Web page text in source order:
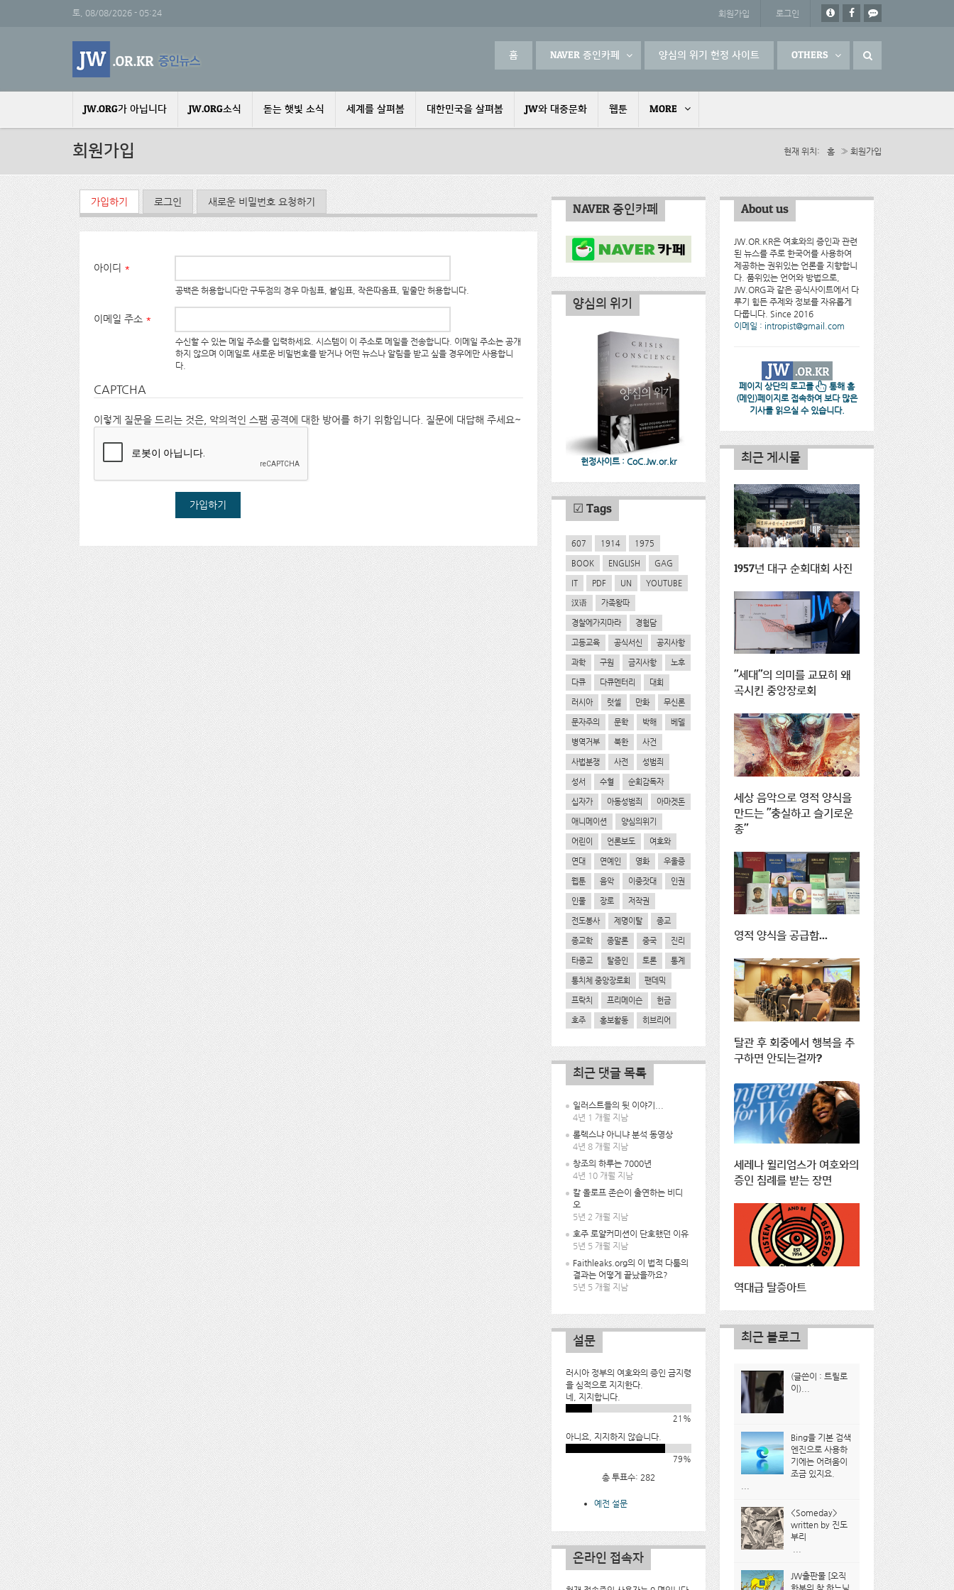
주요 콘텐츠로 건너뛰기토, 08/08/2026 - 05:24 회원가입 로그인
홈 NAVER 증인카페 양심의 위기 헌정 사이트 OTHERS
JW.ORG가 아닙니다 JW.ORG소식 돋는 햇빛 소식 세계를 살펴봄 대한민국을 살펴봄 JW와 대중문화 웹툰 MORE
회원가입 현재 위치 홈 » 회원가입
기본탭
가입하기 (활성탭)로그인 새로운 비밀번호 요청하기
아이디 *
공백은 허용합니다만 구두점의 경우 마침표, 붙임표, 작은따옴표, 밑줄만 허용합니다.
이메일 주소 *
수신할 수 있는 메일 주소를 입력하세요. 시스템이 이 주소로 메일을 전송합니다. 이메일 주소는 공개
하지 않으며 이메일로 새로운 비밀번호를 받거나 어떤 뉴스나 알림을 받고 싶을 경우에만 사용합니
다.
CAPTCHA
이렇게 질문을 드리는 것은, 악의적인 스팸 공격에 대한 방어를 하기 위함입니다. 질문에 대답해 주세요~
NAVER 증인카페 About us
JW.OR.KR은 여호와의 증인과 관련
된 뉴스를 주로 한국어를 사용하여
제공하는 권위있는 언론을 지향합니
다. 품위있는 언어와 방법으로,
JW.ORG과 같은 공식사이트에서 다
루기 힘든 주제와 정보를 자유롭게
다룹니다. Since 2016
이메일 : intropist@gmail.com
페이지 상단의 로고를
통해 홈
(메인)페이지로 접속하여 보다 많은
기사를 읽으실 수 있습니다.
양심의 위기
헌정사이트 : CoC.Jw.or.kr 최근 게시물
1957년 대구 순회대회 사진
"세대"의 의미를 교묘히 왜
곡시킨 중앙장로회
세상 음악으로 영적 양식을
만드는 "충실하고 슬기로운
종"
영적 양식을 공급함...
탈관 후 회중에서 행복을 추
구하면 안되는걸까?
세레나 윌리엄스가 여호와의
증인 침례를 받는 장면
역대급 탈증아트
☑ Tags
607 1914 1975
BOOK ENGLISH GAG
IT PDF UN YOUTUBE
汉语 가족왕따
경찰에가지마라 경험담
고등교육 공식서신 공지사항
과학 구원 금지사항 노후
다큐 다큐멘터리 대회
러시아 럿셀 만화 무신론
문자주의 문학 박해 베델
병역거부 북한 사건
사법분쟁 사전 성범죄
성서 수혈 순회감독자
십자가 아동성범죄 아마겟돈
애니메이션 양심의위기
어린이 언론보도 여호와
연대 연예인 영화 우울증
웹툰 음악 이중잣대 인권
인물 장로 저작권
전도봉사 제명이탈 종교
종교학 종말론 중국 진리
타종교 탈증인 토론 통계
통치체 중앙장로회 팬데믹
프락치 프리메이슨 헌금
호주 홍보활동 히브리어
최근 댓글 목록
일러스트들의 뒷 이야기...
4년 1 개월 지남
롤렉스냐 아니냐 분석 동영상
4년 8 개월 지남
창조의 하루는 7000년
4년 10 개월 지남
칼 올로프 존슨이 출연하는 비디
오
5년 2 개월 지남
호주 로얄커미션이 단호했던 이유
5년 5 개월 지남
Faithleaks.org의 이 법적 다툼의
결과는 어떻게 끝났을까요?
5년 5 개월 지남
최근 블로그
(글쓴이 : 트릴로
이)...
Bing을 기본 검색
엔진으로 사용하
기에는 어려움이
조금 있지요.
<Someday>
written by 진도
부리
JW출판물 [오직
한분의 참 하느님
설문
러시아 정부의 여호와의 증인 금지령
을 심적으로 지지한다.
네, 지지합니다.
21%
아니요, 지지하지 않습니다.
79%
총 투표수: 282
예전 설문
온라인 접속자